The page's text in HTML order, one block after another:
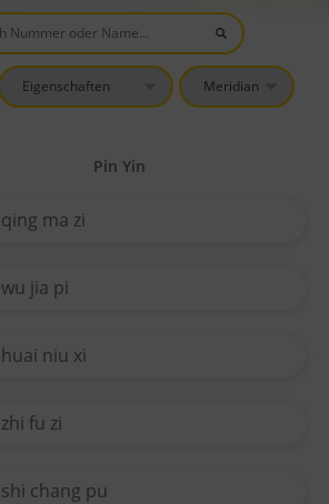
Pin Yin
qing ma zi
wu jia pi
huai niu xi
zhi fu zi
shi chang pu